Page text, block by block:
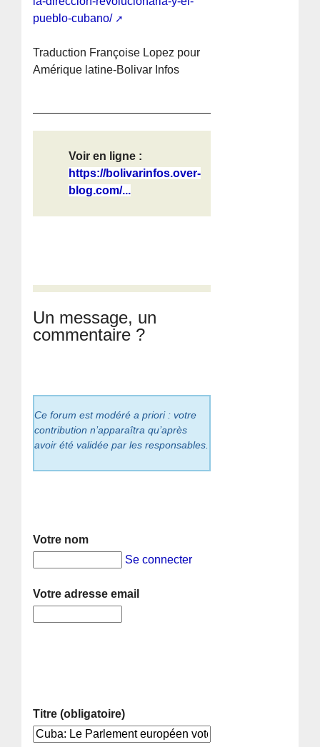
pueblo-cubano/
Traduction Françoise Lopez pour
Amérique latine-Bolivar Infos
Voir en ligne :
https://bolivarinfos.over-
blog.com/...
Un message, un
commentaire ?
Ce forum est modéré a priori : votre
contribution n’apparaîtra qu’après
avoir été validée par les responsables.
Votre nom
Se connecter
Votre adresse email
Titre (obligatoire)